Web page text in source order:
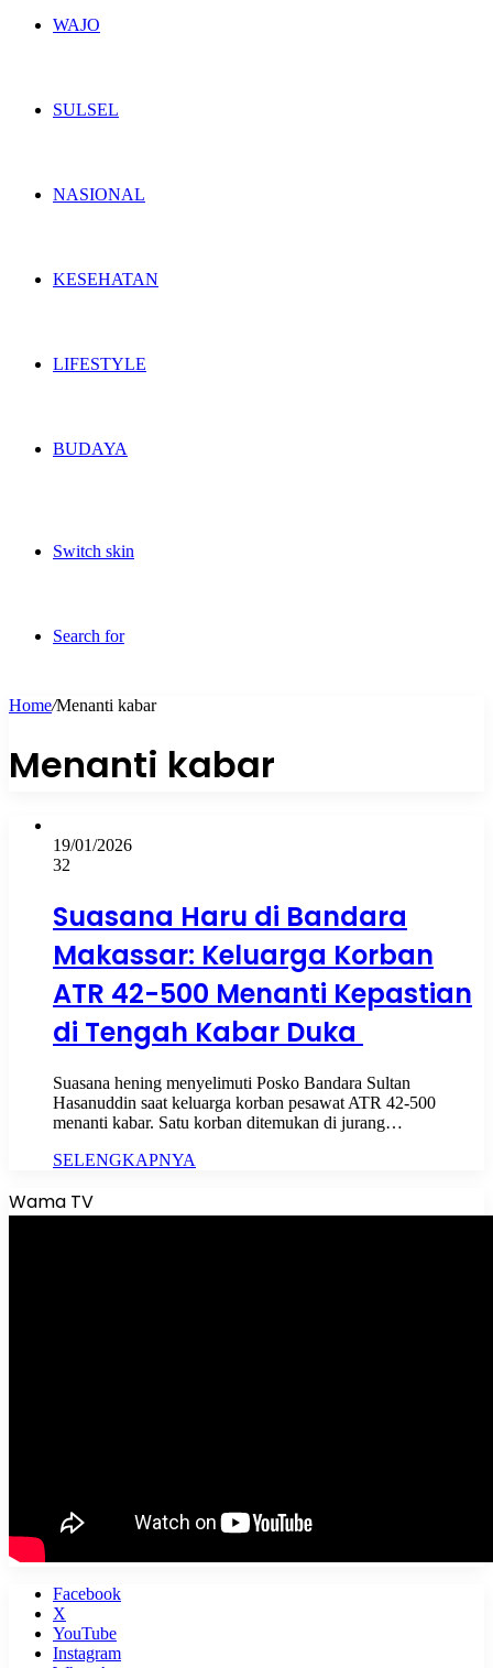
WAJO
SULSEL
NASIONAL
KESEHATAN
LIFESTYLE
BUDAYA
Switch skin
Search for
Home/Menanti kabar
Menanti kabar
19/01/2026
32
Suasana Haru di Bandara
Makassar: Keluarga Korban
ATR 42-500 Menanti Kepastian
di Tengah Kabar Duka
Suasana hening menyelimuti Posko Bandara Sultan
Hasanuddin saat keluarga korban pesawat ATR 42-500
menanti kabar. Satu korban ditemukan di jurang…
SELENGKAPNYA
Wama TV
Facebook
X
YouTube
Instagram